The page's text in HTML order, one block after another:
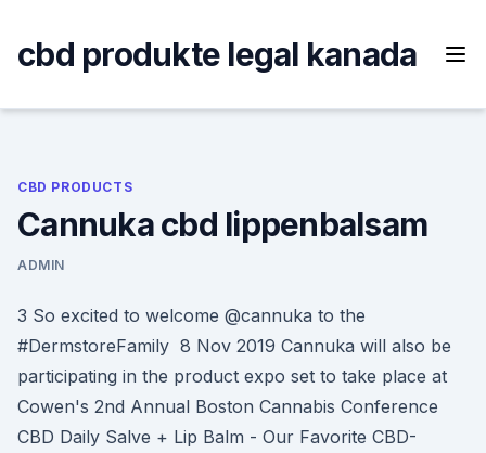
content
cbd produkte legal kanada
CBD PRODUCTS
Cannuka cbd lippenbalsam
ADMIN
3 So excited to welcome @cannuka to the
#DermstoreFamily 8 Nov 2019 Cannuka will also be
participating in the product expo set to take place at
Cowen's 2nd Annual Boston Cannabis Conference
CBD Daily Salve + Lip Balm - Our Favorite CBD-